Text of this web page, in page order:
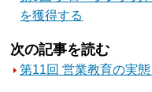
を獲得する
次の記事を読む
第11回 営業教育の実